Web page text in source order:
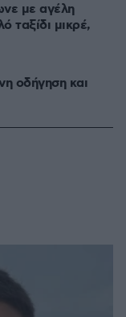
με αγέλη
ταξίδι μικρέ,
οδήγηση και